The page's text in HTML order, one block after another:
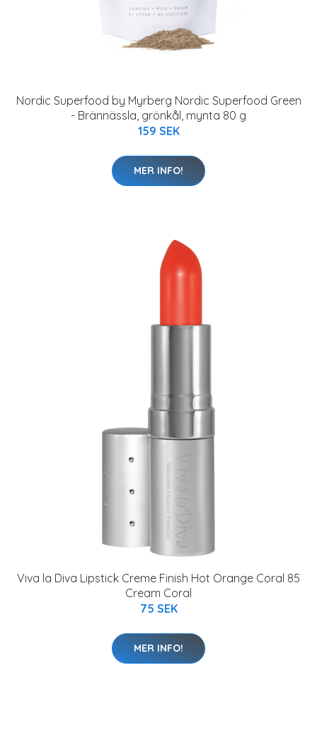
Nordic Superfood by Myrberg Nordic Superfood Green
- Brännässla, grönkål, mynta 80 g
159 SEK
MER INFO!
Viva la Diva Lipstick Creme Finish Hot Orange Coral 85
Cream Coral
75 SEK
MER INFO!